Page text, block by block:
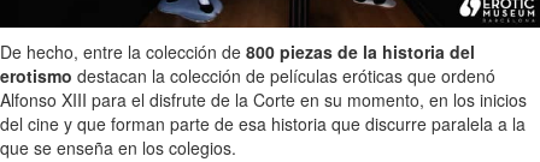
De hecho, entre la colección de 800 piezas de la historia del
erotismo destacan la colección de películas eróticas que ordenó
Alfonso XIII para el disfrute de la Corte en su momento, en los inicios
del cine y que forman parte de esa historia que discurre paralela a la
que se enseña en los colegios.